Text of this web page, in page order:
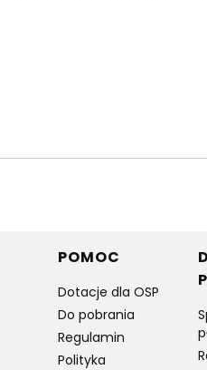
Linki w stopce
POMOC
Dotacje dla OSP
Do pobrania
Regulamin
Polityka